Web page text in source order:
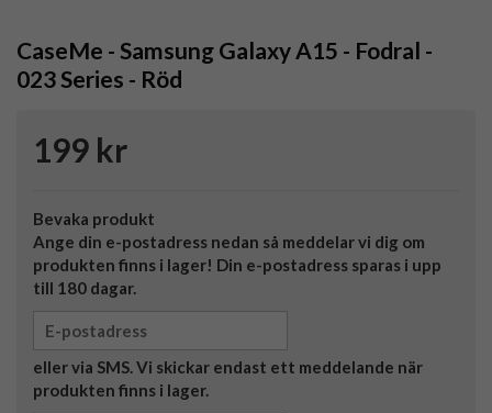
CaseMe - Samsung Galaxy A15 - Fodral -
023 Series - Röd
199 kr
Bevaka produkt
Ange din e-postadress nedan så meddelar vi dig om
produkten finns i lager! Din e-postadress sparas i upp
till 180 dagar.
eller via SMS. Vi skickar endast ett meddelande när
produkten finns i lager.